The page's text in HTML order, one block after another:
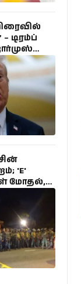
– டிரம்ப்
'E'
மோதல்,